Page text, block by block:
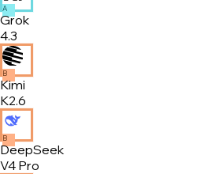
A
Grok
4.3
B
Kimi
K2.6
B
DeepSeek
V4 Pro